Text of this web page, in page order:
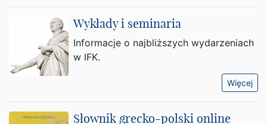
Wykłady i seminaria
Informacje o najbliższych wydarzeniach
w IFK.
Więcej
Słownik grecko-polski online